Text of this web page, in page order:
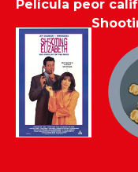
Película peor